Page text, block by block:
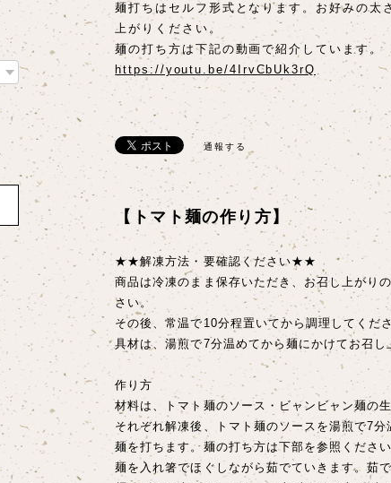
麺打ちはセルフ形式となります。お好みの太
上がりください。
麺の打ち方は下記の動画で紹介しています。
https://youtu.be/4IrvCbUk3rQ
通報する
【トマト麺の作り方】
★★解凍方法・要確認ください★★
商品は冷凍のまま保存いただき、お召し上がり
さい。
その後、常温で10分程置いてから調理してくだ
具材は、湯煎で7分温めてから麺にかけてお召し
作り方
材料は、トマト麺のソース・ビャンビャン麺の
それぞれ解凍後、トマト麺のソースを湯煎で7分
麺を打ちます。麺の打ち方は下部を参照くださ
麺を入れ箸でほぐしながら茹でていきます。茹